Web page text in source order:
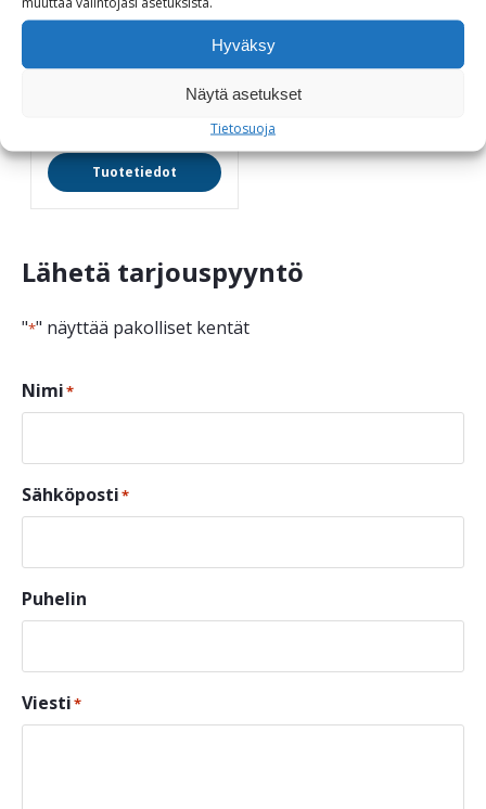
Hyväksy
Näytä asetukset
Tietosuoja
Tuotetiedot
Lähetä tarjouspyyntö
"*" näyttää pakolliset kentät
Nimi*
Sähköposti*
Puhelin
Viesti*